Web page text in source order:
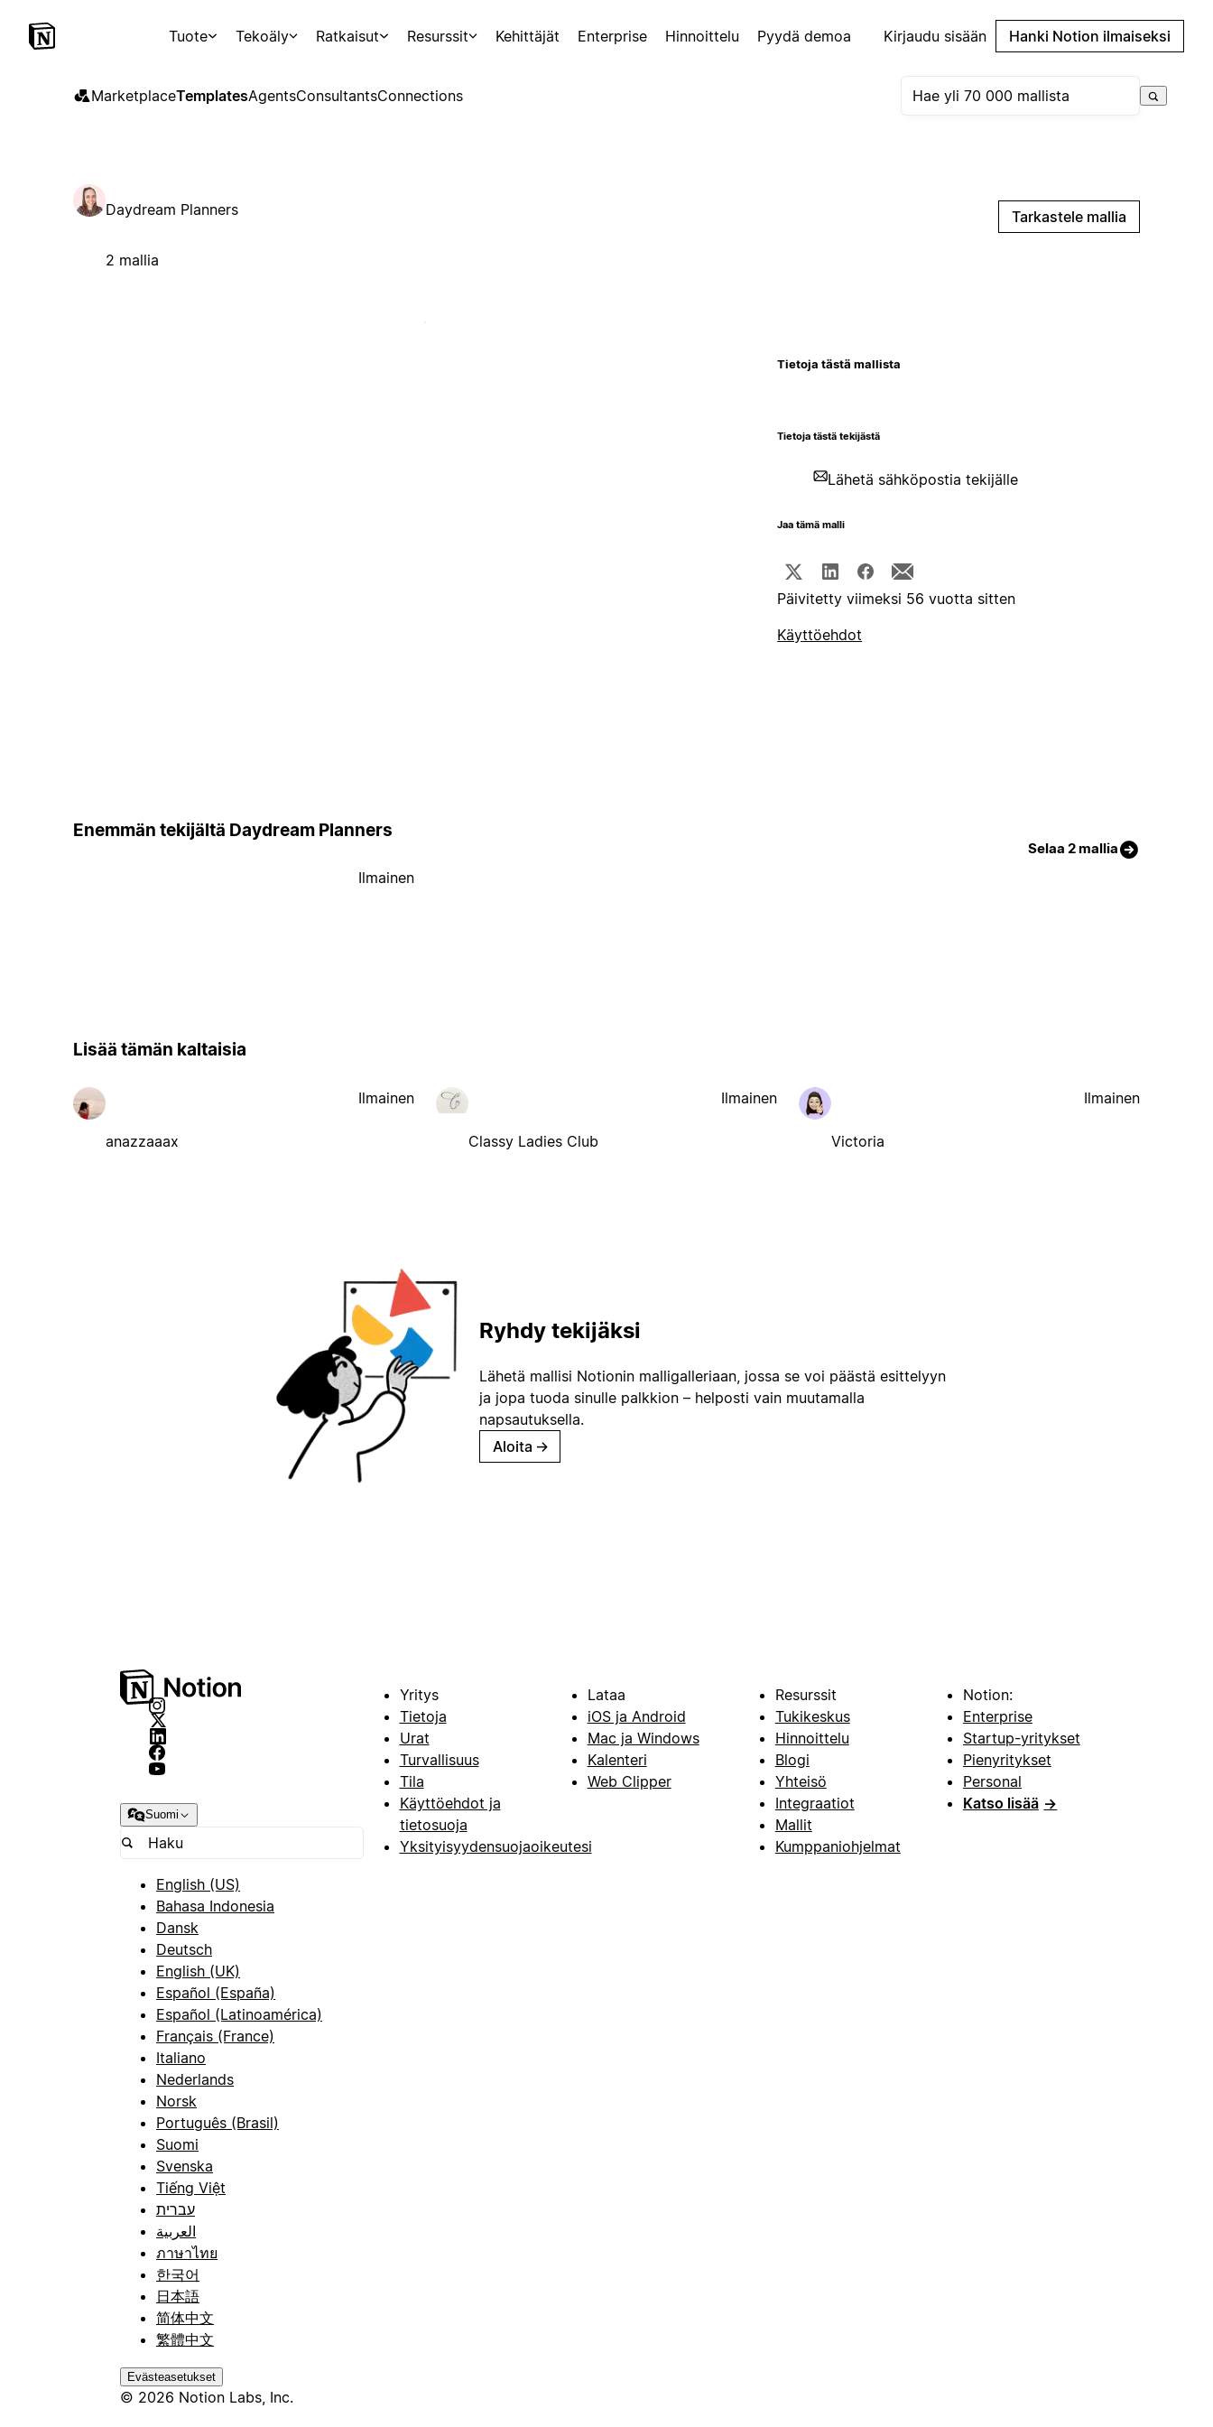
Tuote Tekoäly Ratkaisut Resurssit Kehittäjät Enterprise Hinnoittelu Pyydä demoa Kirjaudu sisään Hanki Notion ilmaiseksi
MarketplaceTemplatesAgentsConsultantsConnections
Daydream Planners
2 mallia
Tarkastele mallia
Tietoja tästä mallista
Tietoja tästä tekijästä
Lähetä sähköpostia tekijälle
Jaa tämä malli
Päivitetty viimeksi 56 vuotta sitten
Käyttöehdot
Enemmän tekijältä Daydream Planners
Selaa 2 mallia
Ilmainen
Lisää tämän kaltaisia
anazzaaax
Ilmainen
Classy Ladies Club
Ilmainen
Victoria
Ilmainen
Ryhdy tekijäksi
Lähetä mallisi Notionin malligalleriaan, jossa se voi päästä esittelyyn
ja jopa tuoda sinulle palkkion – helposti vain muutamalla
napsautuksella.
Aloita →
Suomi
English (US)
Bahasa Indonesia
Dansk
Deutsch
English (UK)
Español (España)
Español (Latinoamérica)
Français (France)
Italiano
Nederlands
Norsk
Português (Brasil)
Suomi
Svenska
Tiếng Việt
עברית
العربية
ภาษาไทย
한국어
日本語
简体中文
繁體中文
Evästeasetukset
© 2026 Notion Labs, Inc.
Yritys
Tietoja
Urat
Turvallisuus
Tila
Käyttöehdot ja
tietosuoja
Yksityisyydensuojaoikeutesi
Lataa
iOS ja Android
Mac ja Windows
Kalenteri
Web Clipper
Resurssit
Tukikeskus
Hinnoittelu
Blogi
Yhteisö
Integraatiot
Mallit
Kumppaniohjelmat
Notion:
Enterprise
Startup-yritykset
Pienyritykset
Personal
Katso lisää →